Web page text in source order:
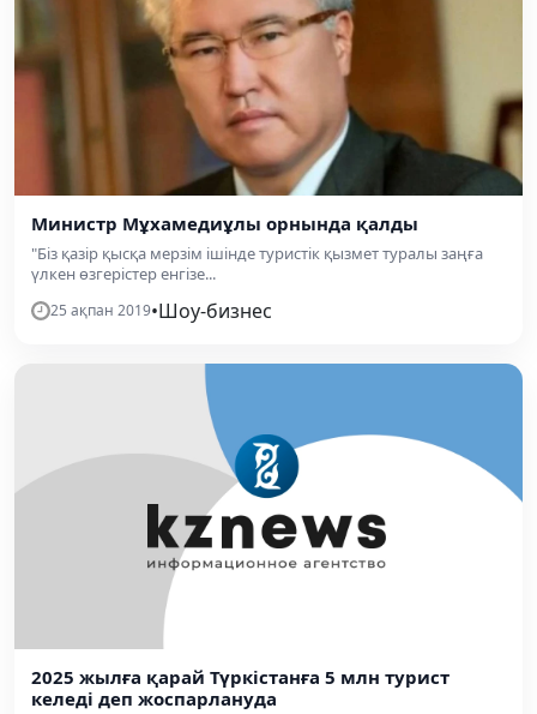
Министр Мұхамедиұлы орнында қалды
"Біз қазір қысқа мерзім ішінде туристік қызмет туралы заңға
үлкен өзгерістер енгізе...
25 ақпан 2019•Шоу-бизнес
2025 жылға қарай Түркістанға 5 млн турист
келеді деп жоспарлануда